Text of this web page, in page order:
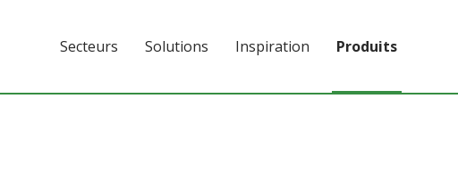
Secteurs Solutions Inspiration Produits